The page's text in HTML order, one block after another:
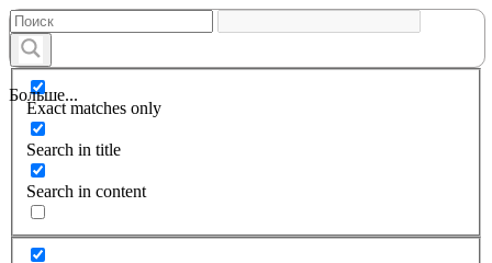
Больше...
Exact matches only
Search in title
Search in content